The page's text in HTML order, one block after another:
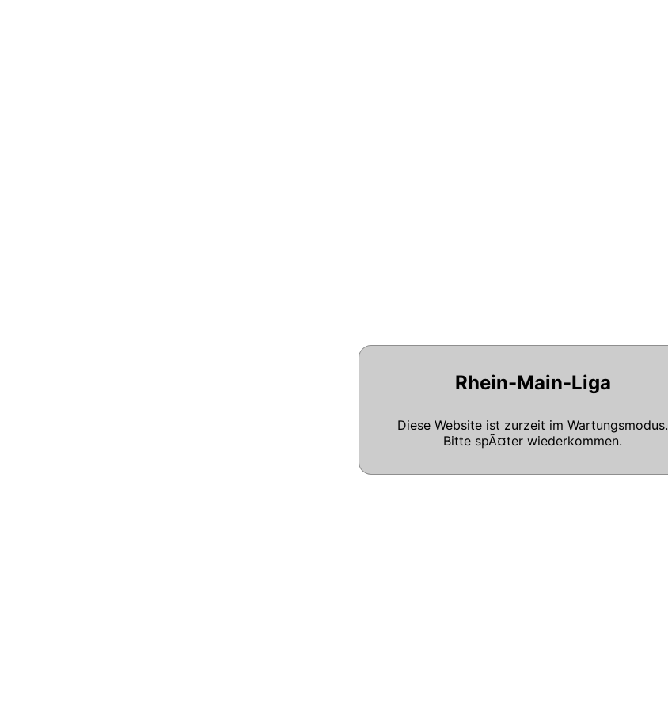
Rhein-Main-Liga
Diese Website ist zurzeit im Wartungsmodus.
Bitte spÃ¤ter wiederkommen.